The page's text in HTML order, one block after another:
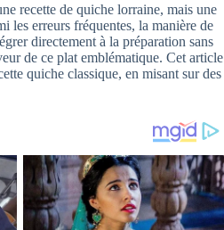
recette de quiche lorraine, mais une
les erreurs fréquentes, la manière de
directement à la préparation sans
de ce plat emblématique. Cet article
quiche classique, en misant sur des